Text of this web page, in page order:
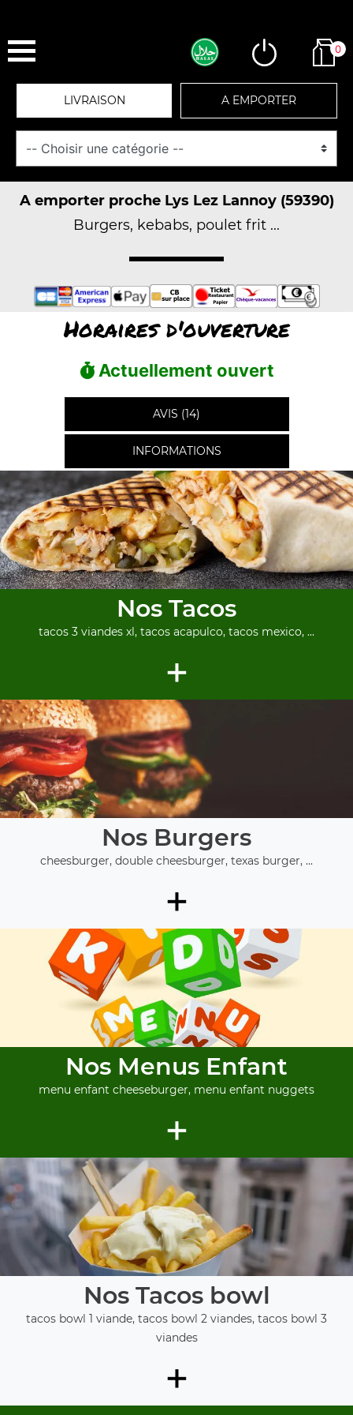
0
LIVRAISON A EMPORTER
A emporter proche Lys Lez Lannoy (59390)
Burgers, kebabs, poulet frit ...
Horaires d'ouverture
Actuellement ouvert
AVIS (14)
INFORMATIONS
Nos Tacos
tacos 3 viandes xl, tacos acapulco, tacos mexico, ...
+
Nos Burgers
cheesburger, double cheesburger, texas burger, ...
+
Nos Menus Enfant
menu enfant cheeseburger, menu enfant nuggets
+
Nos Tacos bowl
tacos bowl 1 viande, tacos bowl 2 viandes, tacos bowl 3
viandes
+